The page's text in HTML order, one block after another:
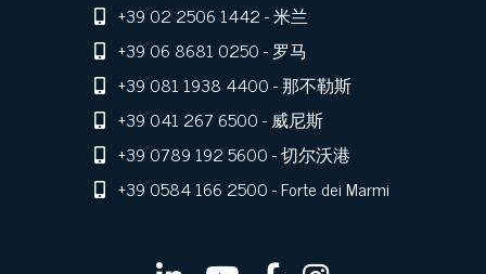
+39 02 2506 1442- 米兰
+39 06 8681 0250- 罗马
+39 081 1938 4400- 那不勒斯
+39 041 267 6500- 威尼斯
+39 0789 192 5600- 切尔沃港
+39 0584 166 2500- Forte dei Marmi